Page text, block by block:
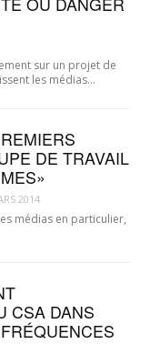
sur un projet de
les médias…
DE TRAVAIL
2014
médias en particulier,
CSA DANS